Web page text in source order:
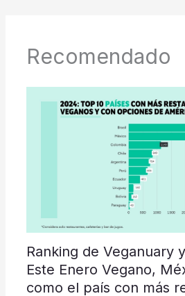
Recomendado
Ranking de Veganuary
Este Enero Vegano,
como el país con más